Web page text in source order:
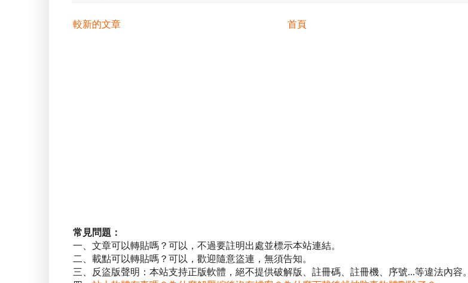
較新的文章 首頁
常見問題：
一、文章可以轉貼嗎？可以，不過要註明出處並標示本站連結。
二、載點可以轉貼嗎？可以，歡迎隨意盜連，無須告知。
三、反盜版聲明：本站支持正版軟體，絕不提供破解版、註冊碼、註冊機、序號...等違法內容。